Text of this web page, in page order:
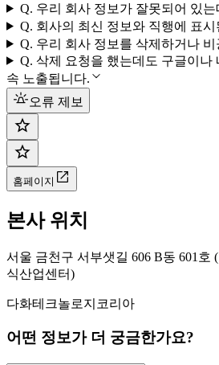
Q. 우리 회사 정보가 잘못되어 있
Q. 회사의 최신 정보와 직행에 표
Q. 우리 회사 정보를 삭제하거나
Q. 삭제 요청을 했는데도 구글이나
속 노출됩니다.
오류 제보
홈페이지
본사 위치
서울 금천구 서부샛길 606 B동 601호
식산업센터)
다화테크놀로지코리아
어떤 정보가 더 궁금한가요?